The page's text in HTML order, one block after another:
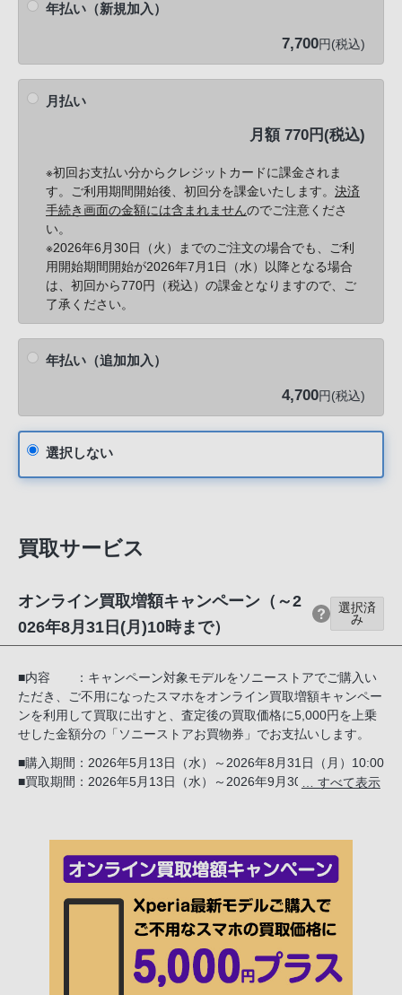
年払い（新規加入）
7,700円(税込)
月払い
月額 770円(税込)
※初回お支払い分からクレジットカードに課金されま
す。ご利用期間開始後、初回分を課金いたします。 決済
手続き画面の金額には含まれませんのでご注意くださ
い。
※2026年6月30日（火）までのご注文の場合でも、ご利
用開始期間開始が2026年7月1日（水）以降となる場合
は、初回から770円（税込）の課金となりますので、ご
了承ください。
年払い（追加加入）
4,700円(税込)
選択しない
買取サービス
オンライン買取増額キャンペーン（～2
026年8月31日(月)10時まで）
選択済
み
■内容 ：キャンペーン対象モデルをソニーストアでご購入い
ただき、ご不用になったスマホをオンライン買取増額キャンペー
ンを利用して買取に出すと、査定後の買取価格に5,000円を上乗
せした金額分の「ソニーストアお買物券」でお支払いします。
■購入期間：2026年5月13日（水）～2026年8月31日（月）10:00
■買取期間：2026年5月13日（水）～2026年9月30日（水）
専用クーポンコードのご案内」メールが届きます。そこに記載さ
れたキャンペーン専用クーポンコードを、買取のお手続きの際に
入力してください。
買取価格のご確認／買取のお手続きはコチラ
※ 買取金額としてお支払いする「ソニーストア お買い物券」には
期限があります。ご案内メールの有効期間（約180日間）をご確
… すべて表示